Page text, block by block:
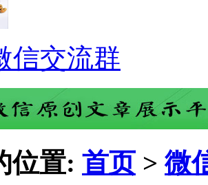
信交流群
位置: 首页 >微